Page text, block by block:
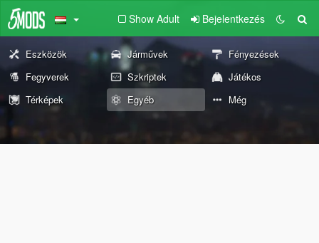
Show Adult Bejelentkezés
Eszközök Járművek
Fényezések
Fegyverek
Szkriptek
Játékos
Térképek
Egyéb Még